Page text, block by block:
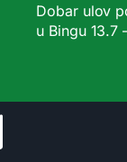
Dobar ulov
u Bingu 13.7